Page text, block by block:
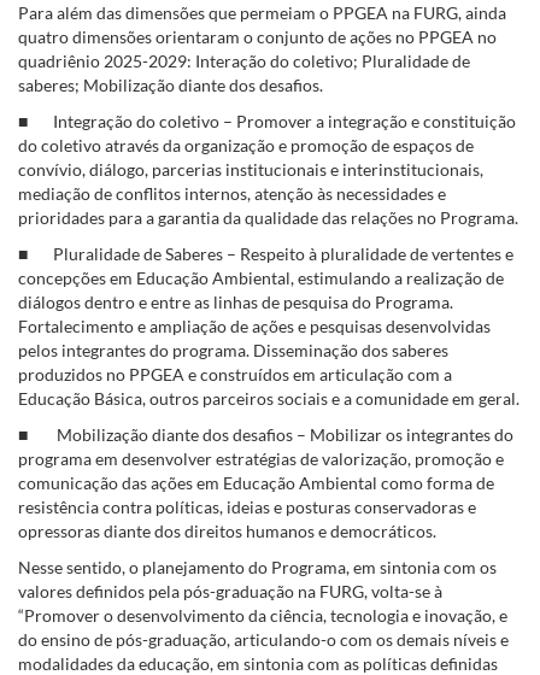
Para além das dimensões que permeiam o PPGEA na FURG, ainda
quatro dimensões orientaram o conjunto de ações no PPGEA no
quadriênio 2025-2029: Interação do coletivo; Pluralidade de
saberes; Mobilização diante dos desafios.
■ Integração do coletivo – Promover a integração e constituição
do coletivo através da organização e promoção de espaços de
convívio, diálogo, parcerias institucionais e interinstitucionais,
mediação de conflitos internos, atenção às necessidades e
prioridades para a garantia da qualidade das relações no Programa.
■ Pluralidade de Saberes – Respeito à pluralidade de vertentes e
concepções em Educação Ambiental, estimulando a realização de
diálogos dentro e entre as linhas de pesquisa do Programa.
Fortalecimento e ampliação de ações e pesquisas desenvolvidas
pelos integrantes do programa. Disseminação dos saberes
produzidos no PPGEA e construídos em articulação com a
Educação Básica, outros parceiros sociais e a comunidade em geral.
■ Mobilização diante dos desafios – Mobilizar os integrantes do
programa em desenvolver estratégias de valorização, promoção e
comunicação das ações em Educação Ambiental como forma de
resistência contra políticas, ideias e posturas conservadoras e
opressoras diante dos direitos humanos e democráticos.
Nesse sentido, o planejamento do Programa, em sintonia com os
valores definidos pela pós-graduação na FURG, volta-se à
“Promover o desenvolvimento da ciência, tecnologia e inovação, e
do ensino de pós-graduação, articulando-o com os demais níveis e
modalidades da educação, em sintonia com as políticas definidas